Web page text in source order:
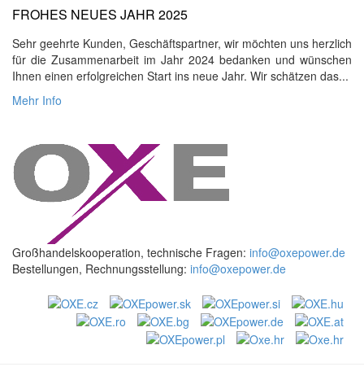
FROHES NEUES JAHR 2025
Sehr geehrte Kunden, Geschäftspartner, wir möchten uns herzlich
für die Zusammenarbeit im Jahr 2024 bedanken und wünschen
Ihnen einen erfolgreichen Start ins neue Jahr. Wir schätzen das...
Mehr Info
Großhandelskooperation, technische Fragen: info@oxepower.de
Bestellungen, Rechnungsstellung: info@oxepower.de